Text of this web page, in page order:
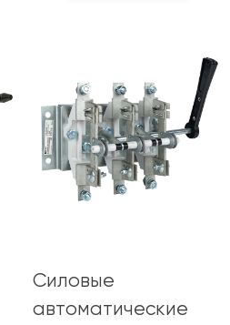
Силовые
автоматические